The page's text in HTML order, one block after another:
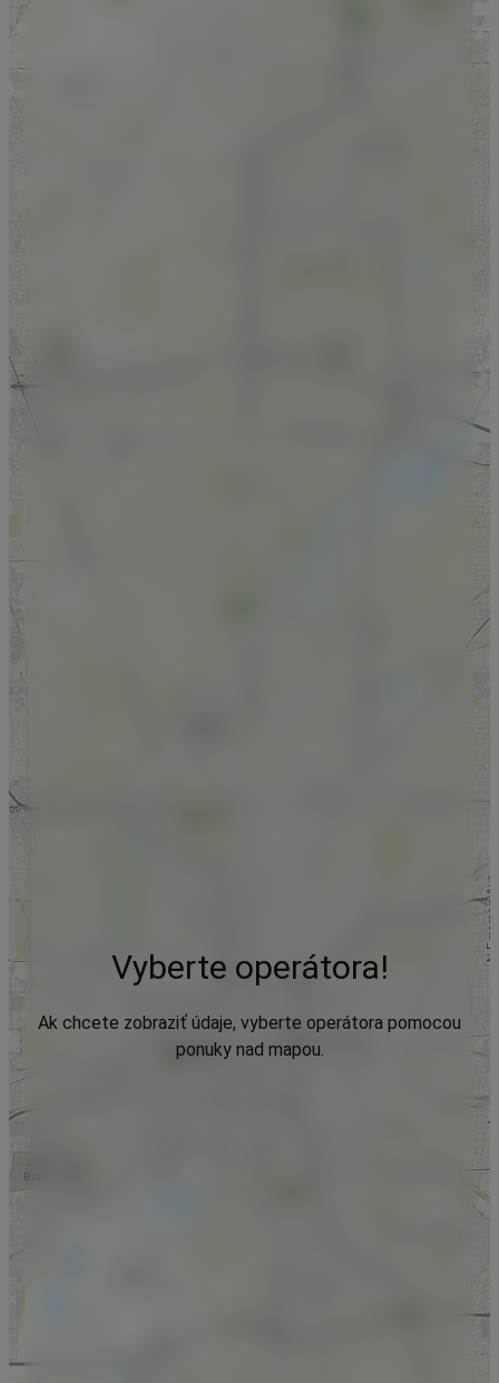
Vyberte operátora!
Ak chcete zobraziť údaje, vyberte operátora pomocou
ponuky nad mapou.